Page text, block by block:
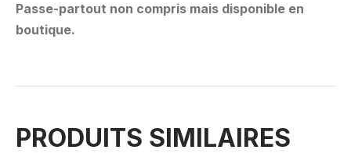
Passe-partout non compris mais disponible en
boutique.
PRODUITS SIMILAIRES